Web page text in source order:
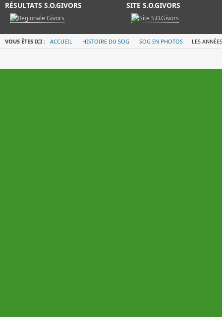
RÉSULTATS S.O.GIVORS SITE S.O.GIVORS
VOUS ÊTES ICI : ACCUEIL HISTOIRE DU SOG SOG EN PHOTOS LES